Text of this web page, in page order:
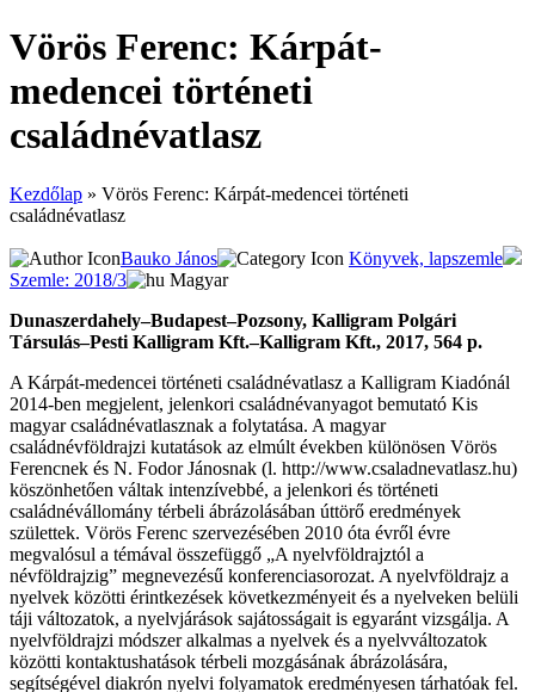
Vörös Ferenc: Kárpát-
medencei történeti
családnévatlasz
Kezdőlap » Vörös Ferenc: Kárpát-medencei történeti
családnévatlasz
Bauko János
Könyvek, lapszemle
Szemle: 2018/3
Magyar
Dunaszerdahely–Budapest–Pozsony, Kalligram Polgári
Társulás–Pesti Kalligram Kft.–Kalligram Kft., 2017, 564 p.
A Kárpát-medencei történeti családnévatlasz a Kalligram Kiadónál
2014-ben megjelent, jelenkori családnévanyagot bemutató Kis
magyar családnévatlasznak a folytatása. A magyar
családnévföldrajzi kutatások az elmúlt években különösen Vörös
Ferencnek és N. Fodor Jánosnak (l. http://www.csaladnevatlasz.hu)
köszönhetően váltak intenzívebbé, a jelenkori és történeti
családnévállomány térbeli ábrázolásában úttörő eredmények
születtek. Vörös Ferenc szervezésében 2010 óta évről évre
megvalósul a témával összefüggő „A nyelvföldrajztól a
névföldrajzig” megnevezésű konferenciasorozat. A nyelvföldrajz a
nyelvek közötti érintkezések következményeit és a nyelveken belüli
táji változatok, a nyelvjárások sajátosságait is egyaránt vizsgálja. A
nyelvföldrajzi módszer alkalmas a nyelvek és a nyelvváltozatok
közötti kontaktushatások térbeli mozgásának ábrázolására,
segítségével diakrón nyelvi folyamatok eredményesen tárhatóak fel.